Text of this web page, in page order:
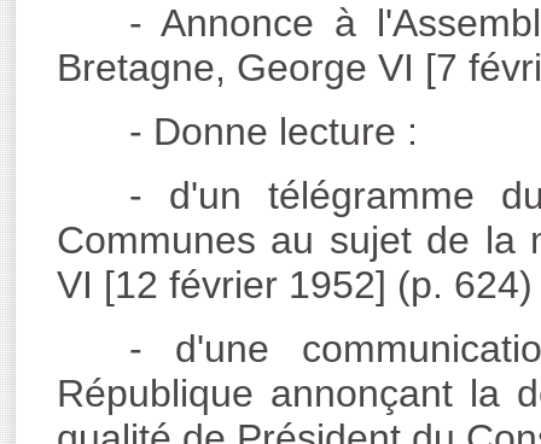
- Annonce à
Bretagne, George VI [7
- Donne lecture :
- d'un télégramme
Communes au sujet de la
VI [12 février 1952] (p. 624)
- d'une
République annonçant la